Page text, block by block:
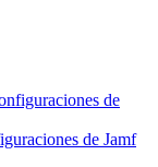
de
de Jamf